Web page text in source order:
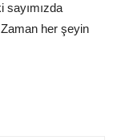
sayımızda
her şeyin